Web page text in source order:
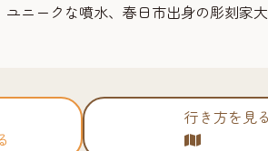
ニークな噴水、春日市出身の彫刻家
行き方を見る